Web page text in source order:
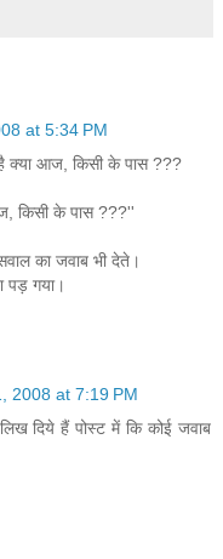
at 5:34 PM
क्या आज, किसी के पास ???
किसी के पास ???''
का जवाब भी देते।
गया।
2008 at 7:19 PM
दिये हैं पोस्ट में कि कोई जवाब